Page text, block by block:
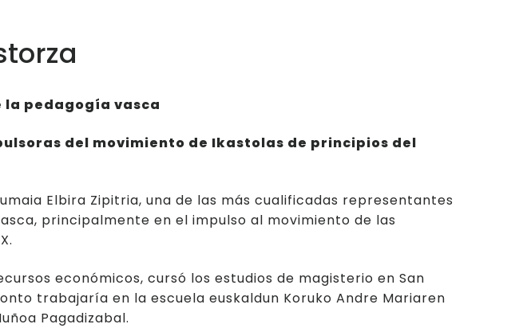
Jóvenes emprendedores/as
pedagogía vasca
del movimiento de Ikastolas de principios del
Elbira Zipitria, una de las más cualificadas representantes
principalmente en el impulso al movimiento de las
económicos, cursó los estudios de magisterio en San
trabajaría en la escuela euskaldun Koruko Andre Mariaren
Pagadizabal.